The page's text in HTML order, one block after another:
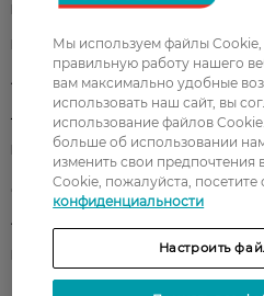
Корейская косметика
Парфюмерия
Акции
Лицо
Подарки
Аксессуары
Мы используем файлы Cookie,
правильную работу нашего
вам максимально удобные
использовать наш сайт, вы
использование файлов
больше об использовании
изменить свои
Cookie, пожалуйста, посетите
конфиденциальности
Настроить